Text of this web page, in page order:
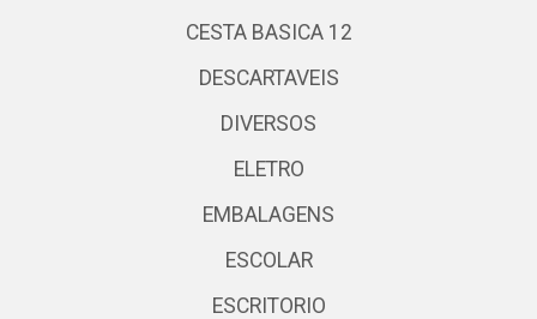
CESTA BASICA 12
DESCARTAVEIS
DIVERSOS
ELETRO
EMBALAGENS
ESCOLAR
ESCRITORIO